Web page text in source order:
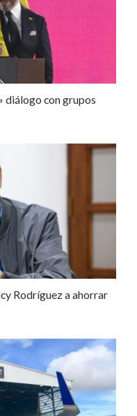
diálogo con grupos
Rodríguez a ahorrar